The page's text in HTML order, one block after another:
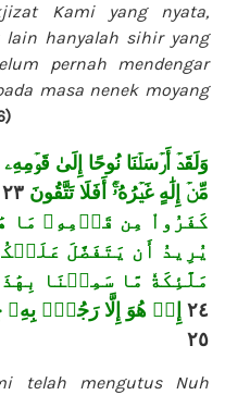
Kami yang nyata,
lain hanyalah sihir yang
pernah mendengar
masa nenek moyang
وَلَقَدۡ أَرۡسَلۡنَا نُوحًا إِلَىٰ
مِّنۡ إِلَٰهٍ غَيۡرُهُۥٓۚ أَفَلَا تَتَّقُونَ
كَفَرُواْ مِن قَوۡمِهِۦ
يُرِيدُ أَن يَتَفَضَّلَ
مَلَٰٓئِكَةٗ مَّا سَمِعۡنَا
٢٤ إِنۡ هُوَ إِلَّا رَجُلُۢ بِهِۦ
٢٥
telah mengutus Nuh